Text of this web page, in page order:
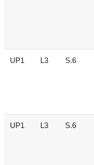
UP1 L3 S.6
UP1 L3 S.6